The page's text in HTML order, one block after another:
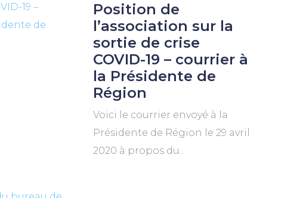
Position de
l’association sur la
sortie de crise
COVID-19 – courrier à
la Présidente de
Région
Voici le courrier envoyé à la
Présidente de Région le 29 avril
2020 à propos du...